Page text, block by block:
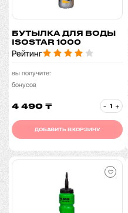
БУТЫЛКА ДЛЯ ВОДЫ
ISOSTAR 1000
Рейтинг
вы получите:
бонусов
4 490 ₸ - +
ДОБАВИТЬ В КОРЗИНУ